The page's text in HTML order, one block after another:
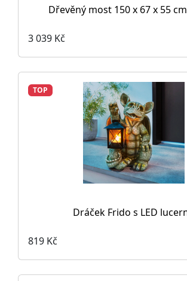
Dřevěný most 150 x 67 x 55
3 039 Kč
TOP
Dráček Frido s LED
819 Kč